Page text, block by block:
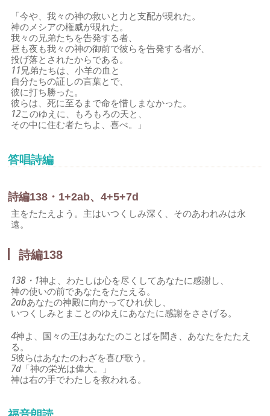
「今や、我々の神の救いと力と支配が現れた。
神のメシアの権威が現れた。
我々の兄弟たちを告発する者、
昼も夜も我々の神の御前で彼らを告発する者が、
投げ落とされたからである。
11兄弟たちは、小羊の血と
自分たちの証しの言葉とで、
彼に打ち勝った。
彼らは、死に至るまで命を惜しまなかった。
12このゆえに、もろもろの天と、
その中に住む者たちよ、喜べ。」
答唱詩編
詩編138・1+2ab、4+5+7d
主をたたえよう。主はいつくしみ深く、そのあわれみは永
遠。
詩編138
138・1神よ、わたしは心を尽くしてあなたに感謝し、
神の使いの前であなたをたたえる。
2abあなたの神殿に向かってひれ伏し、
いつくしみとまことのゆえにあなたに感謝をささげる。
4神よ、国々の王はあなたのことばを聞き、あなたをたたえ
る。
5彼らはあなたのわざを喜び歌う。
7d 「神の栄光は偉大。」
神は右の手でわたしを救われる。